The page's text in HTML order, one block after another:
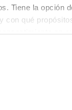
Tiene la opción
con qué
sobre su